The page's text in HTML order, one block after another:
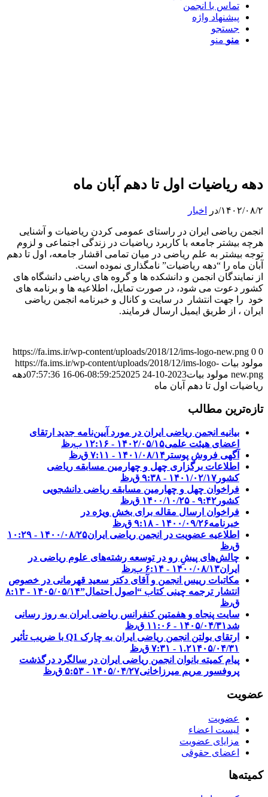
تماس با انجمن
پیشنهاد واژه
جستجو
منو منو
دهه ریاضیات اول تا دهم آبان ماه
۱۴۰۲/۰۸/۲/در اخبار
انجمن ریاضی ایران در راستای عمومی کردن ریاضیات و آشنایی
هرچه بیشتر جامعه با کاربرد ریاضیات در زندگی اجتماعی و لزوم
توجه بیشتر به علم ریاضی در میان تمامی اقشار جامعه، اول تا دهم
آبان ماه را “دهه ریاضیات” نامگذاری نموده است.
از نمایندگان انجمن و دانشکده ها و گروه های ریاضی دانشگاه های
کشور دعوت می شود، در صورت تمایل، اطلاعیه ها و برنامه های
خود را جهت انتشار در سایت و کانال و خبرنامه انجمن ریاضی
ایران ، از طریق ایمیل ارسال فرمایند.
https://fa.ims.ir/wp-content/uploads/2018/12/ims-logo-new.png 0 0
مولود بیات https://fa.ims.ir/wp-content/uploads/2018/12/ims-logo-
new.png مولود بیات2023-10-24 08:59:25
2025-06-16 07:57:36
دهه
ریاضیات اول تا دهم آبان ماه
تازه‌ترین مطالب
بیانیه انجمن ریاضی ایران در مورد آیین‌نامه جدید ارتقای
اعضای هیئت علمی۱۴۰۲/۰۵/۱۵ - ۱۲:۱۶ ب٫ظ
آگهی فروش پوستر ۱۴۰۱/۰۸/۱۴ - ۷:۱۱ ق٫ظ
اطلاعات برگزاری چهل و چهارمین مسابقه ریاضی
کشور ۱۴۰۱/۰۲/۱۷ - ۹:۳۸ ق٫ظ
فراخوان چهل و چهارمین مسابقه ریاضی دانشجویی
کشور‎‎ ۱۴۰۰/۱۰/۲۵ - ۹:۴۲ ق٫ظ
فراخوان ارسال مقاله برای بخش ویژه در
خبرنامه۱۴۰۰/۰۹/۲۶ - ۹:۱۸ ق٫ظ
اطلاعیه عضویت در انجمن ریاضی ایران
۱۴۰۰/۰۸/۲۵ - ۱۰:۲۹
ق٫ظ
چالش‌های پیشِ رو در توسعه رشته‌های علوم ریاضی در
ایران۱۴۰۰/۰۸/۱۳ - ۶:۱۴ ب٫ظ
مکاتبات رییس انجمن و آقای دکتر سعید قهرمانی در خصوص
انتشار ترجمه چینی کتاب “اصول احتمال”
۱۴۰۵/۰۵/۱۴ - ۸:۱۳
ق٫ظ
سایت پنجاه و هفمتین کنفرانس ریاضی ایران به روز رسانی
شد۱۴۰۵/۰۴/۳۱ - ۱۱:۰۶ ق٫ظ
ارتقای بولتن انجمن ریاضی ایران به چارک Q1 با ضریب تأثیر
۱.۲۱۴۰۵/۰۴/۳۱ - ۷:۳۱ ق٫ظ
پیام کمیته بانوان انجمن ریاضی ایران در سالگرد درگذشت
پروفسور مریم میرزاخانی۱۴۰۵/۰۴/۲۷ - ۵:۵۳ ق٫ظ
عضویت
عضویت
لیست اعضاء
مزایای عضویت
اعضای حقوقی
کمیته‌ها